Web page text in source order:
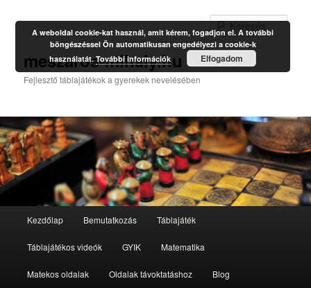
meszaros-mihaly.hu
Fejlesztő táblajátékok a gyerekek nevelésében
Tovább
az
elsődleges
Kezdőlap Bemutatkozás Táblajáték
Táblajátékos videók GYIK Matematika
Matekos oldalak Oldalak távoktatáshoz Blog
A weboldal cookie-kat használ, amit kérem, fogadjon el. A további
böngészéssel Ön automatikusan engedélyezi a cookie-k
használatát.További információk Elfogadom